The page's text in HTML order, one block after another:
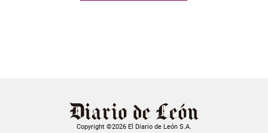
Copyright ©2026 El Diario de León S.A.